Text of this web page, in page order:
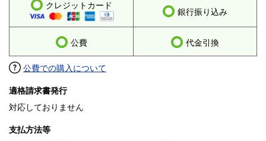
クレジットカード
銀行振り込み
公費 代金引換
公費での購入について
適格請求書発行
対応しておりません
支払方法等